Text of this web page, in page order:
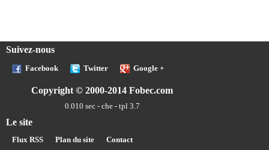
Suivez-nous
Facebook Twitter Google +
Copyright © 2000-2014 Fobec.com
0.010 sec - che - tpl 3.7
Le site
Flux RSS Plan du site Contact